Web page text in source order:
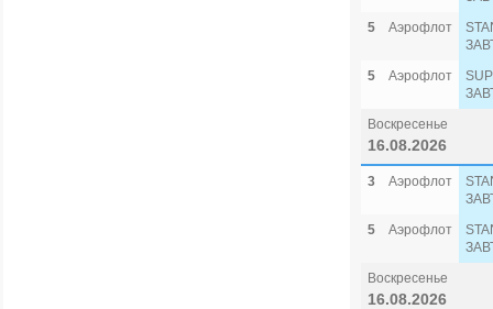
5
Аэрофлот
5
Аэрофлот
Воскресенье
16.08.2026
3 Аэрофлот
5
Аэрофлот
Воскресенье
16.08.2026